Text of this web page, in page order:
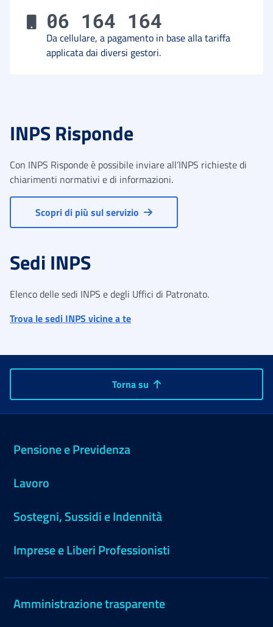
06 164 164
Da cellulare, a pagamento in base alla tariffa
applicata dai diversi gestori.
INPS Risponde
Con INPS Risponde è possibile inviare all’INPS richieste di
chiarimenti normativi e di informazioni.
Scopri di più sul servizio
Sedi INPS
Elenco delle sedi INPS e degli Uffici di Patronato.
Trova le sedi INPS vicine a te
Torna su
Pensione e Previdenza
Lavoro
Sostegni, Sussidi e Indennità
Imprese e Liberi Professionisti
Amministrazione trasparente